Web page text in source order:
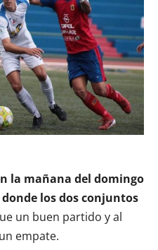
la mañana del domingo
los dos conjuntos
un buen partido y al
empate.